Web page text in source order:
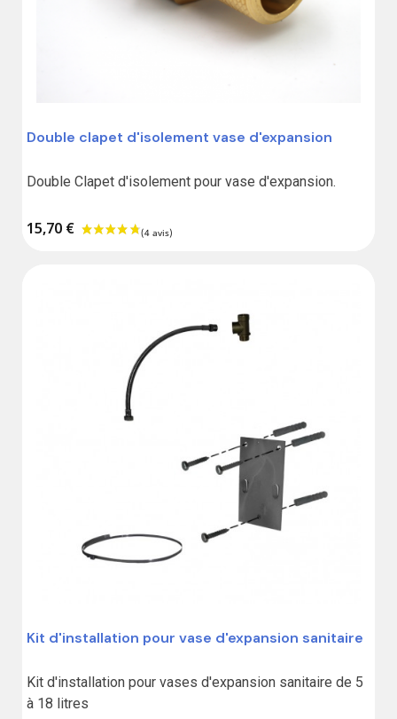
Double clapet d'isolement vase d'expansion
Double Clapet d'isolement pour vase d'expansion.
15,70 €
Kit d'installation pour vase d'expansion sanitaire
Kit d'installation pour vases d'expansion sanitaire de 5
à 18 litres